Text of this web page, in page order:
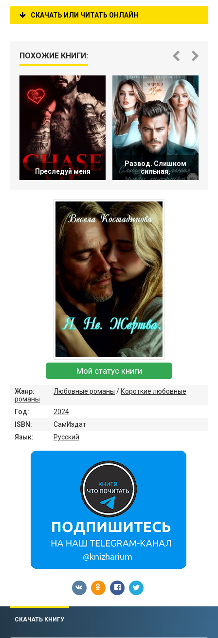
СКАЧАТЬ ИЛИ ЧИТАТЬ ОНЛАЙН
ПОХОЖИЕ КНИГИ:
Преслeдуй меня
Развод. Слишком
сильная,
Мой статус книги
Жанр: Любовные романы / Короткие любовные
романы
Год:
2024
ISBN:
СамИздат
Язык:
Русский
СКАЧАТЬ КНИГУ